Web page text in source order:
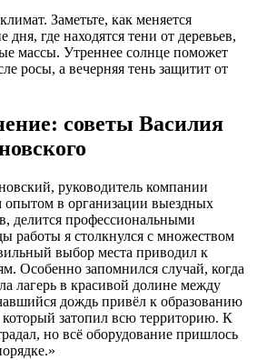
Заметьте, как меняется
дня, где находятся тени от деревьев,
массы. Утреннее солнце поможет
росы, а вечерняя тень защитит от
советы Василия
руководитель компании
опытом в организации выездных
делится профессиональными
работы я столкнулся с множеством
выбор места приводил к
Особенно запомнился случай, когда
лагерь в красивой долине между
дождь привёл к образованию
затопил всю территорию. К
но всё оборудование пришлось